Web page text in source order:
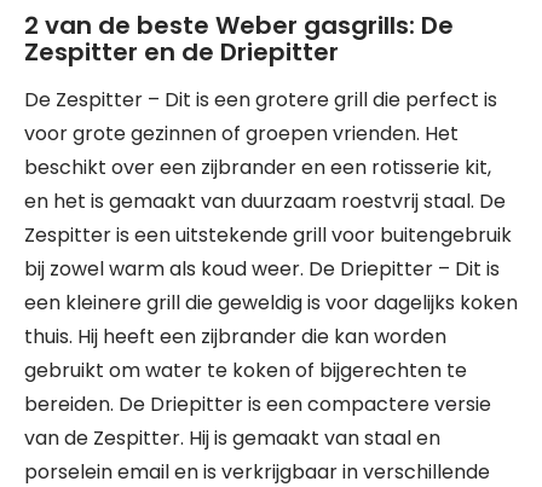
2 van de beste Weber gasgrills: De
Zespitter en de Driepitter
De Zespitter – Dit is een grotere grill die perfect is
voor grote gezinnen of groepen vrienden. Het
beschikt over een zijbrander en een rotisserie kit,
en het is gemaakt van duurzaam roestvrij staal. De
Zespitter is een uitstekende grill voor buitengebruik
bij zowel warm als koud weer. De Driepitter – Dit is
een kleinere grill die geweldig is voor dagelijks koken
thuis. Hij heeft een zijbrander die kan worden
gebruikt om water te koken of bijgerechten te
bereiden. De Driepitter is een compactere versie
van de Zespitter. Hij is gemaakt van staal en
porselein email en is verkrijgbaar in verschillende